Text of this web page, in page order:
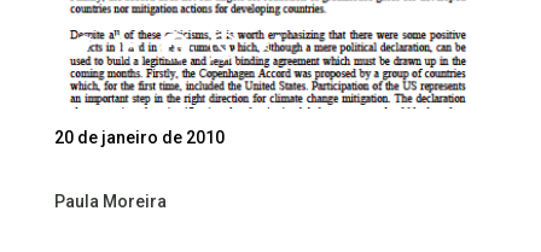
Twitter
LinkedIn
Facebook
WhatsApp
Share
20 de janeiro de 2010
Paula Moreira